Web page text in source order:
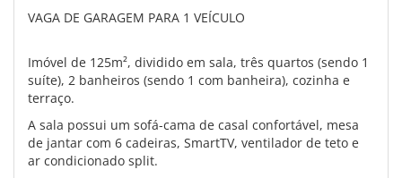
VAGA DE GARAGEM PARA 1 VEÍCULO
Imóvel de 125m², dividido em sala, três quartos (sendo 1
suíte), 2 banheiros (sendo 1 com banheira), cozinha e
terraço.
A sala possui um sofá-cama de casal confortável, mesa
de jantar com 6 cadeiras, SmartTV, ventilador de teto e
ar condicionado split.